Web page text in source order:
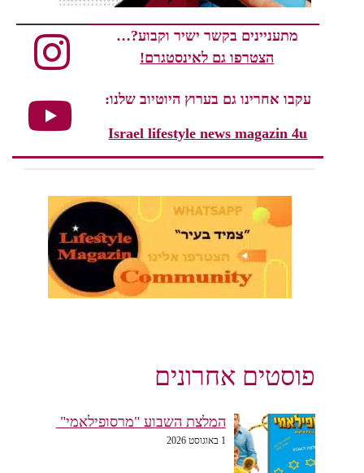
מתעניינים בקשר ישיר וקבוע?…
הצטרפו גם לאינסטגרם!
עקבו אחרינו גם בערוץ היוטיוב שלנו:
Israel lifestyle news magazin 4u
פוסטים אחרונים
המלצת השבוע "מרסופילאמי"
1 באוגוסט 2026